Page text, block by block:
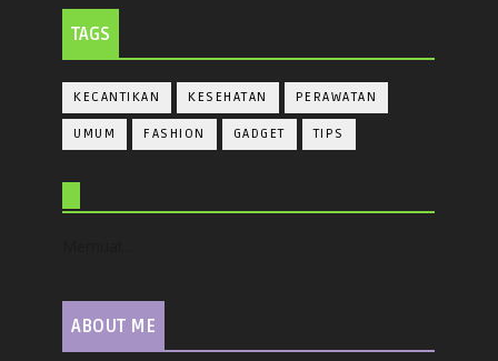
TAGS
KECANTIKAN KESEHATAN PERAWATAN
UMUM FASHION GADGET TIPS
ABOUT ME